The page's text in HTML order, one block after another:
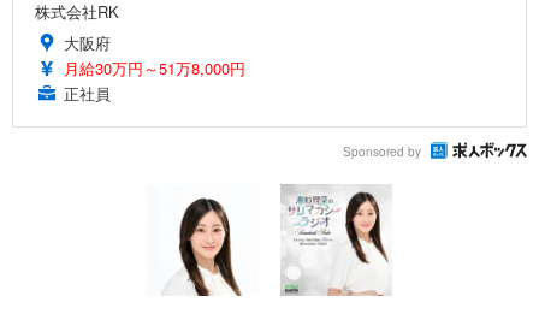
株式会社RK
大阪府
月給30万円～51万8,000円
正社員
Sponsored by